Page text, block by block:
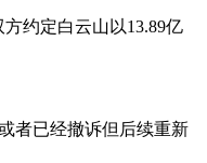
约定白云山以13.89亿
者已经撤诉但后续重新